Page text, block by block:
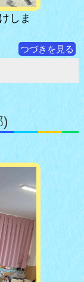
しま
つづきを見る
)